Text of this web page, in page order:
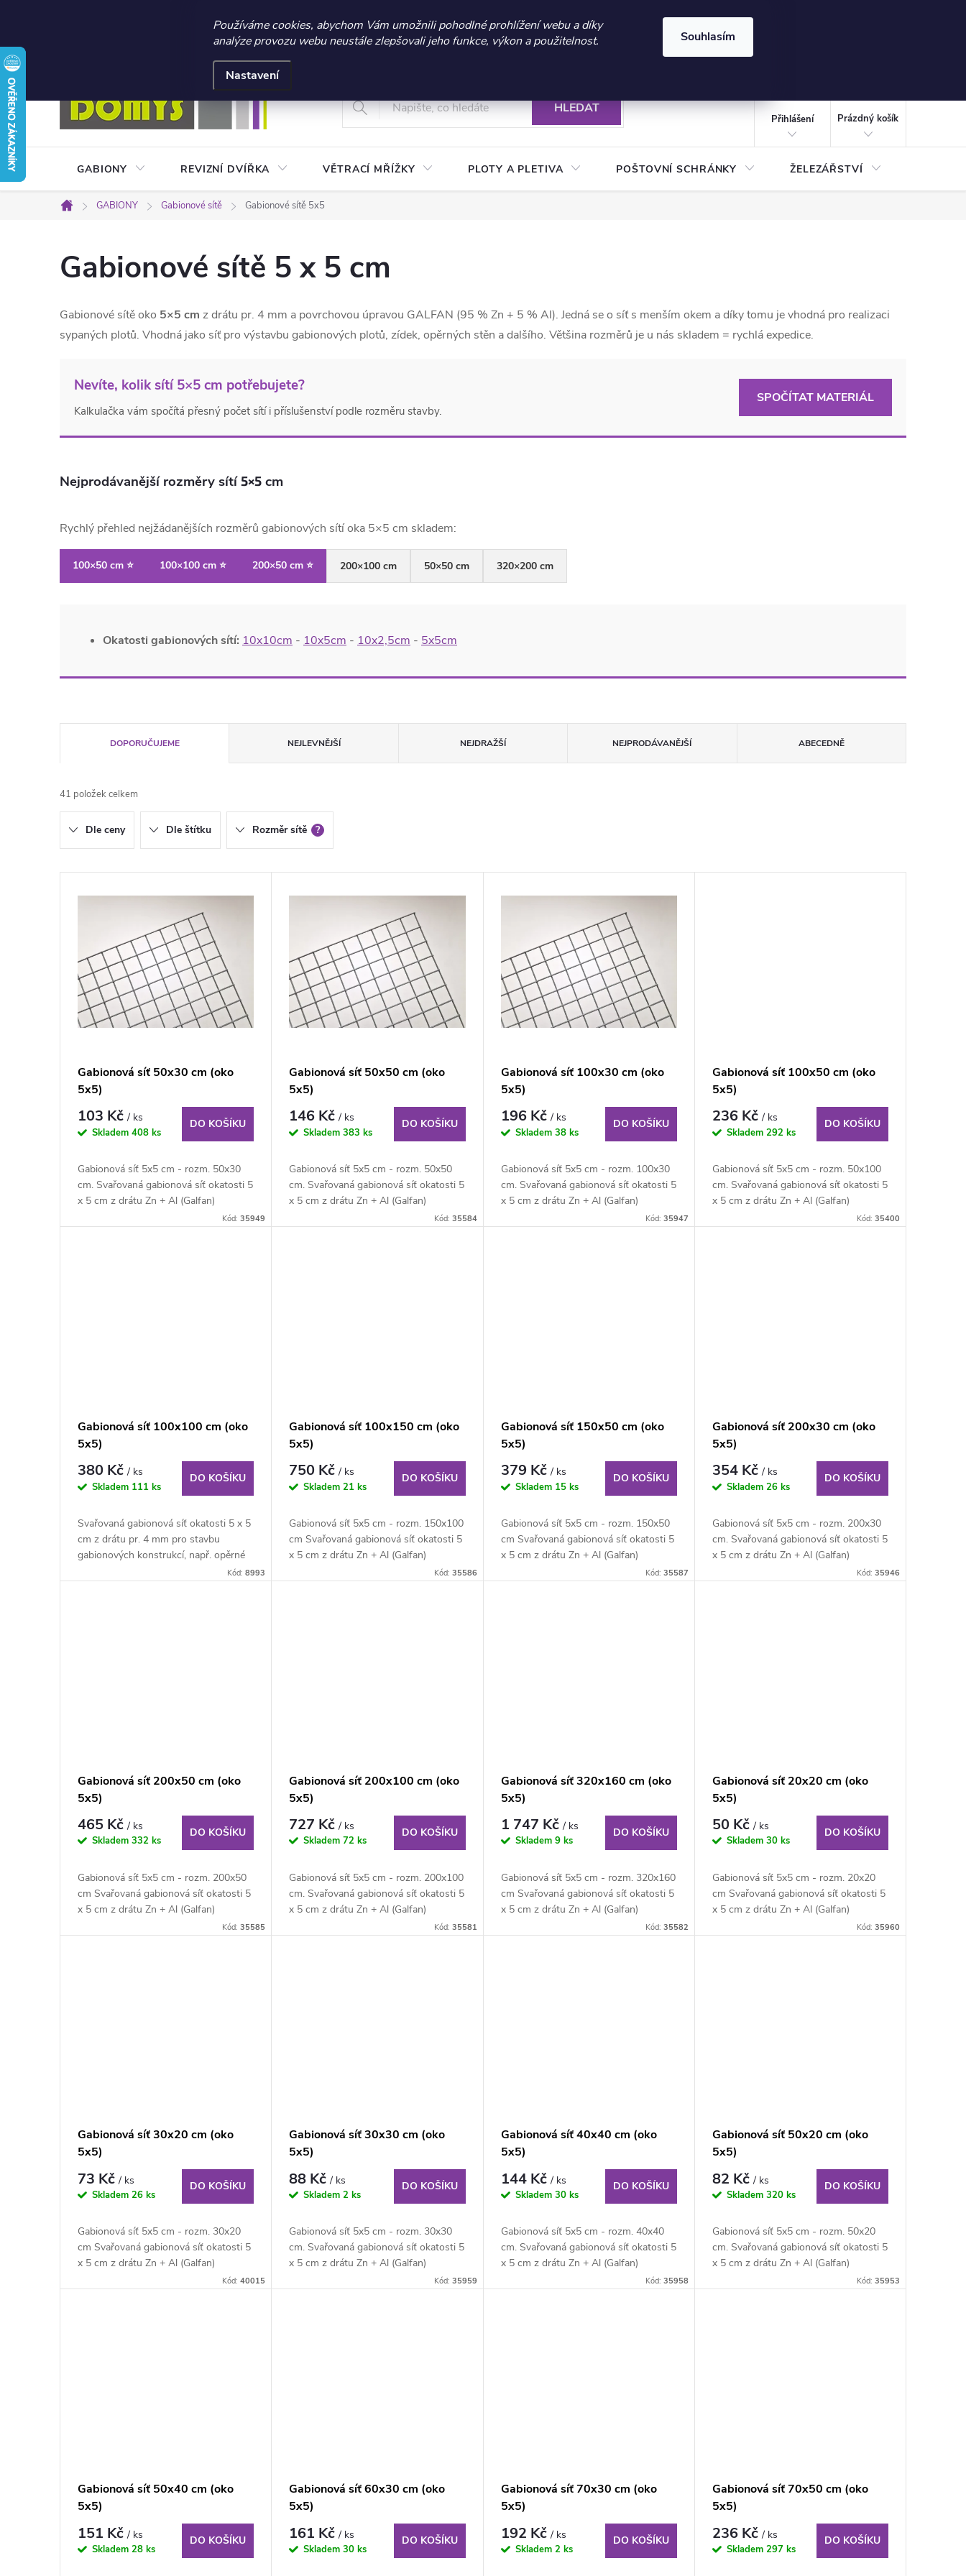
☀️ LETNÍ AKCE 2026 – sleva 300 Kč při nákupu nad 3.000 Kč | Platnost do 21.9.2026 ⏰ | Kód: LÉTO2026
Používáme cookies, abychom Vám umožnili pohodlné prohlížení webu a díky
analýze provozu webu neustále zlepšovali jeho funkce, výkon a použitelnost.
Nastavení
Souhlasím
Přejít
na
obsah
+420 604 269 200
Obchodní podmínky Vrácení a reklamace zboží Podmínky ochrany osobních údajů
HLEDAT
Přihlášení
KOŠÍK
Prázdný košík
GABIONY REVIZNÍ DVÍŘKA VĚTRACÍ MŘÍŽKY PLOTY A PLETIVA POŠTOVNÍ SCHRÁNKY ŽELEZÁŘSTVÍ
Domů
GABIONY Gabionové sítě Gabionové sítě 5x5
Gabionové sítě 5 x 5 cm
Gabionové sítě oko 5×5 cm z drátu pr. 4 mm a povrchovou úpravou GALFAN (95 % Zn + 5 % Al). Jedná se o síť s menším okem a díky tomu je vhodná pro realizaci
sypaných plotů. Vhodná jako síť pro výstavbu gabionových plotů, zídek, opěrných stěn a dalšího. Většina rozměrů je u nás skladem = rychlá expedice.
Nevíte, kolik sítí 5×5 cm potřebujete?
Kalkulačka vám spočítá přesný počet sítí i příslušenství podle rozměru stavby.
SPOČÍTAT MATERIÁL
Nejprodávanější rozměry sítí5×5 cm
Rychlý přehled nejžádanějších rozměrů gabionových sítí oka 5×5 cm skladem:
100×50 cm ⭐ 100×100 cm ⭐ 200×50 cm ⭐ 200×100 cm 50×50 cm 320×200 cm
Okatosti gabionových sítí: 10x10cm - 10x5cm - 10x2,5cm - 5x5cm
a
z
e
n
DOPORUČUJEME NEJLEVNĚJŠÍ NEJDRAŽŠÍ NEJPRODÁVANĚJŠÍ ABECEDNĚ
41 položek celkem
Dle ceny Dle štítku Rozměr sítě ?
V
Gabionová síť 50x30 cm (oko
5x5)
103 Kč/ ks
Skladem 408 ks
DO KOŠÍKU
Gabionová síť 5x5 cm - rozm. 50x30
cm. Svařovaná gabionová síť okatosti 5
x 5 cm z drátu Zn + Al (Galfan)
Kód:35949
Gabionová síť 50x50 cm (oko
5x5)
146 Kč/ ks
Skladem383 ks
DO KOŠÍKU
Gabionová síť 5x5 cm - rozm. 50x50
cm. Svařovaná gabionová síť okatosti 5
x 5 cm z drátu Zn + Al (Galfan)
Kód: 35584
Gabionová síť 100x30 cm (oko
5x5)
196 Kč/ ks
Skladem 38 ks
DO KOŠÍKU
Gabionová síť 5x5 cm - rozm. 100x30
cm. Svařovaná gabionová síť okatosti 5
x 5 cm z drátu Zn + Al (Galfan)
Kód: 35947
Gabionová síť 100x50 cm (oko
5x5)
236 Kč/ ks
Skladem 292 ks
DO KOŠÍKU
Gabionová síť 5x5 cm - rozm. 50x100
cm. Svařovaná gabionová síť okatosti 5
x 5 cm z drátu Zn + Al (Galfan)
Kód: 35400
Gabionová síť 100x100 cm (oko
5x5)
380 Kč/ ks
Skladem 111 ks
DO KOŠÍKU
Svařovaná gabionová síť okatosti 5 x 5
cm z drátu pr. 4 mm pro stavbu
gabionových konstrukcí, např. opěrné
Kód:8993
Gabionová síť 100x150 cm (oko
5x5)
750 Kč/ ks
Skladem21 ks
DO KOŠÍKU
Gabionová síť 5x5 cm - rozm. 150x100
cm Svařovaná gabionová síť okatosti 5
x 5 cm z drátu Zn + Al (Galfan)
Kód: 35586
Gabionová síť 150x50 cm (oko
5x5)
379 Kč/ ks
Skladem 15 ks
DO KOŠÍKU
Gabionová síť 5x5 cm - rozm. 150x50
cm Svařovaná gabionová síť okatosti 5
x 5 cm z drátu Zn + Al (Galfan)
Kód: 35587
Gabionová síť 200x30 cm (oko
5x5)
354 Kč/ ks
Skladem 26 ks
DO KOŠÍKU
Gabionová síť 5x5 cm - rozm. 200x30
cm. Svařovaná gabionová síť okatosti 5
x 5 cm z drátu Zn + Al (Galfan)
Kód: 35946
Gabionová síť 200x50 cm (oko
5x5)
465 Kč/ ks
Skladem 332 ks
DO KOŠÍKU
Gabionová síť 5x5 cm - rozm. 200x50
cm Svařovaná gabionová síť okatosti 5
x 5 cm z drátu Zn + Al (Galfan)
Kód:35585
Gabionová síť 200x100 cm (oko
5x5)
727 Kč/ ks
Skladem72 ks
DO KOŠÍKU
Gabionová síť 5x5 cm - rozm. 200x100
cm. Svařovaná gabionová síť okatosti 5
x 5 cm z drátu Zn + Al (Galfan)
Kód: 35581
Gabionová síť 320x160 cm (oko
5x5)
1 747 Kč/ ks
Skladem 9 ks
DO KOŠÍKU
Gabionová síť 5x5 cm - rozm. 320x160
cm Svařovaná gabionová síť okatosti 5
x 5 cm z drátu Zn + Al (Galfan)
Kód: 35582
Gabionová síť 20x20 cm (oko
5x5)
50 Kč/ ks
Skladem 30 ks
DO KOŠÍKU
Gabionová síť 5x5 cm - rozm. 20x20
cm Svařovaná gabionová síť okatosti 5
x 5 cm z drátu Zn + Al (Galfan)
Kód: 35960
Gabionová síť 30x20 cm (oko
5x5)
73 Kč/ ks
Skladem 26 ks
DO KOŠÍKU
Gabionová síť 5x5 cm - rozm. 30x20
cm Svařovaná gabionová síť okatosti 5
x 5 cm z drátu Zn + Al (Galfan)
Kód:40015
Gabionová síť 30x30 cm (oko
5x5)
88 Kč/ ks
Skladem2 ks
DO KOŠÍKU
Gabionová síť 5x5 cm - rozm. 30x30
cm. Svařovaná gabionová síť okatosti 5
x 5 cm z drátu Zn + Al (Galfan)
Kód: 35959
Gabionová síť 40x40 cm (oko
5x5)
144 Kč/ ks
Skladem 30 ks
DO KOŠÍKU
Gabionová síť 5x5 cm - rozm. 40x40
cm. Svařovaná gabionová síť okatosti 5
x 5 cm z drátu Zn + Al (Galfan)
Kód: 35958
Gabionová síť 50x20 cm (oko
5x5)
82 Kč/ ks
Skladem 320 ks
DO KOŠÍKU
Gabionová síť 5x5 cm - rozm. 50x20
cm. Svařovaná gabionová síť okatosti 5
x 5 cm z drátu Zn + Al (Galfan)
Kód: 35953
Gabionová síť 50x40 cm (oko
5x5)
151 Kč/ ks
Skladem 28 ks
DO KOŠÍKU
Gabionová síť 60x30 cm (oko
5x5)
161 Kč/ ks
Skladem30 ks
DO KOŠÍKU
Gabionová síť 70x30 cm (oko
5x5)
192 Kč/ ks
Skladem 2 ks
DO KOŠÍKU
Gabionová síť 70x50 cm (oko
5x5)
236 Kč/ ks
Skladem 297 ks
DO KOŠÍKU